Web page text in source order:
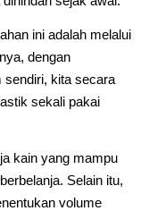
ini adalah melalui
dengan
sendiri, kita secara
sekali pakai
kain yang mampu
Selain itu,
volume